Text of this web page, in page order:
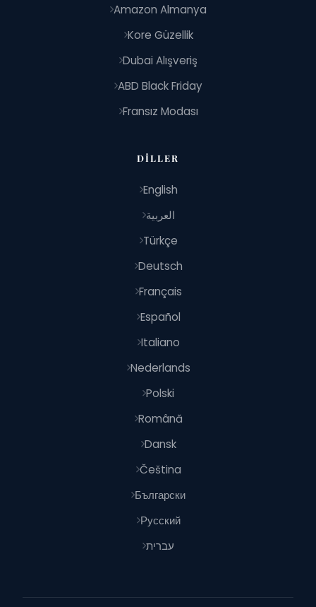
Amazon Almanya
Kore Güzellik
Dubai Alışveriş
ABD Black Friday
Fransız Modası
DILLER
English
العربية
Türkçe
Deutsch
Français
Español
Italiano
Nederlands
Polski
Română
Dansk
Čeština
Български
Русский
עברית